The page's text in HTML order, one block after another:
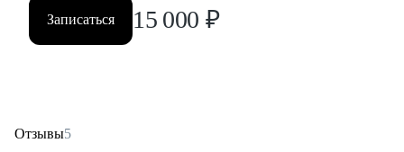
Записаться 15 000 ₽
Отзывы5